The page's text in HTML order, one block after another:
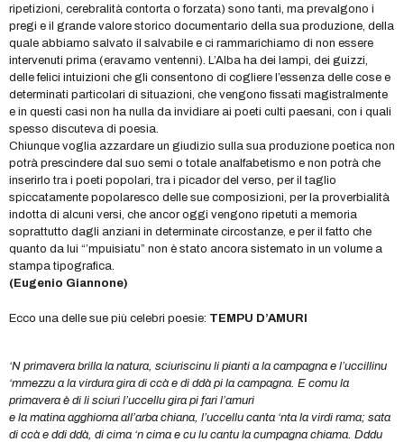
ripetizioni, cerebralità contorta o forzata) sono tanti, ma prevalgono i
pregi e il grande valore storico documentario della sua produzione, della
quale abbiamo salvato il salvabile e ci rammarichiamo di non essere
intervenuti prima (eravamo ventenni). L’Alba ha dei lampi, dei guizzi,
delle felici intuizioni che gli consentono di cogliere l’essenza delle cose e
determinati particolari di situazioni, che vengono fissati magistralmente
e in questi casi non ha nulla da invidiare ai poeti culti paesani, con i quali
spesso discuteva di poesia.
Chiunque voglia azzardare un giudizio sulla sua produzione poetica non
potrà prescindere dal suo semi o totale analfabetismo e non potrà che
inserirlo tra i poeti popolari, tra i picador del verso, per il taglio
spiccatamente popolaresco delle sue composizioni, per la proverbialità
indotta di alcuni versi, che ancor oggi vengono ripetuti a memoria
soprattutto dagli anziani in determinate circostanze, e per il fatto che
quanto da lui “’mpuisiatu” non è stato ancora sistemato in un volume a
stampa tipografica.
(Eugenio Giannone)
Ecco una delle sue più celebri poesie: TEMPU D’AMURI
‘N primavera brilla la natura, sciuriscinu li pianti a la campagna e l’uccillinu
‘mmezzu a la virdura gira di ccà e di ddà pi la campagna. E comu la
primavera è di li sciuri l’uccellu gira pi fari l’amuri
e la matina agghiorna all’arba chiana, l’uccellu canta ‘nta la virdi rama; sata
di ccà e ddi ddà, di cima ‘n cima e cu lu cantu la cumpagna chiama. Dddu